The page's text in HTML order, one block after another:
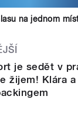
na jednom
je sedět v
žijem! Klára a